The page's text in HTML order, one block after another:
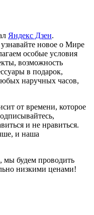
Яндекс Дзен.
новое о Мире
особые условия
возможность
в подарок,
наручных часов,
от времени, которое
и не нравиться.
и наша
мы будем проводить
низкими ценами!